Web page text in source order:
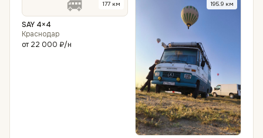
🚐 177 км
SAY 4×4
Краснодар
от 22 000 ₽/н
195.9 км